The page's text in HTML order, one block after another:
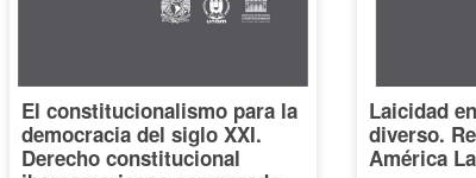
El constitucionalismo para la
democracia del siglo XXI.
Derecho constitucional
Laicidad
diverso.
América